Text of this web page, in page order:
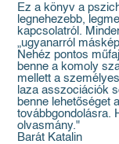
Ez a könyv a
legnehezebb,
kapcsolatról.
„ugyanarról
Nehéz pontos
benne a komoly
mellett a
laza asszociációk
benne lehetőséget
továbbgondolásra.
olvasmány."
Barát Katalin